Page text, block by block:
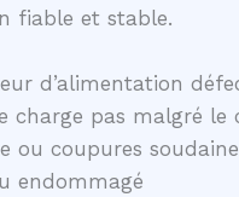
fiable et stable.
d’alimentation
charge pas malgré le
ou coupures
endommagé